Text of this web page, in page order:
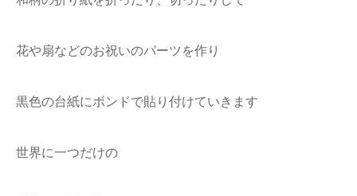
花や扇などのお祝いのパーツを作り
黒色の台紙にボンドで貼り付けていきます
世界に一つだけの